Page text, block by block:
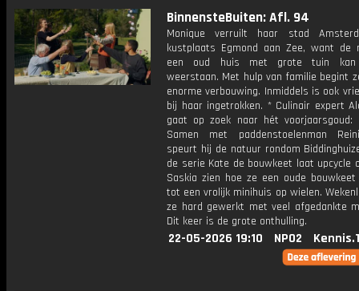
BinnensteBuiten: Afl. 94
Monique verruilt haar stad
kustplaats Egmond aan Zee, want de
een oud huis met grote tuin
weerstaan. Met hulp van familie begint
enorme verbouwing. Inmiddels is ook
bij haar ingetrokken. * Culinair expert
gaat op zoek naar hét voorjaarsgoud:
Samen met paddenstoelenman
speurt hij de natuur rondom
de serie Kate de bouwkeet laat upcycle
Saskia zien hoe ze een oude
tot een vrolijk minihuis op wielen.
ze hard gewerkt met veel afgedankte
Dit keer is de grote onthulling.
22-05-2026 19:10 NPO2